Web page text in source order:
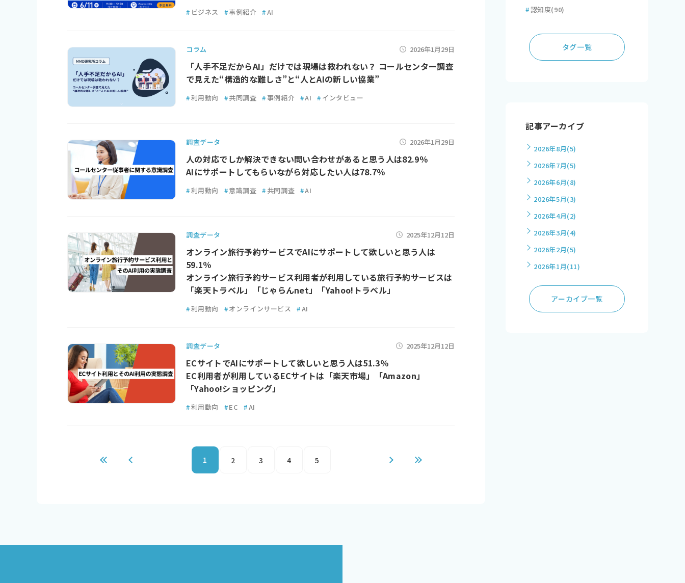
# ビジネス #事例紹介 #AI
コラム 2026年1月29日
「人手不足だからAI」だけでは現場は救われない？ コールセンター調査
で見えた“構造的な難しさ”と“人とAIの新しい協業”
#利用動向 #共同調査 # 事例紹介 #AI # インタビュー
調査データ 2026年1月29日
人の対応でしか解決できない問い合わせがあると思う人は82.9％
AIにサポートしてもらいながら対応したい人は78.7％
#利用動向 #意識調査 # 共同調査 #AI
調査データ 2025年12月12日
オンライン旅行予約サービスでAIにサポートして欲しいと思う人は
59.1％
オンライン旅行予約サービス利用者が利用している旅行予約サービスは
「楽天トラベル」「じゃらんnet」「Yahoo!トラベル」
#利用動向 #オンラインサービス #AI
調査データ 2025年12月12日
ECサイトでAIにサポートして欲しいと思う人は51.3％
EC利用者が利用しているECサイトは「楽天市場」「Amazon」
「Yahoo!ショッピング」
#利用動向 #EC #AI
1 2 3 4 5
#認知度(90)
タグ一覧
記事アーカイブ
2026年8月(5)
2026年7月(5)
2026年6月(8)
2026年5月(3)
2026年4月(2)
2026年3月(4)
2026年2月(5)
2026年1月(11)
アーカイブ一覧